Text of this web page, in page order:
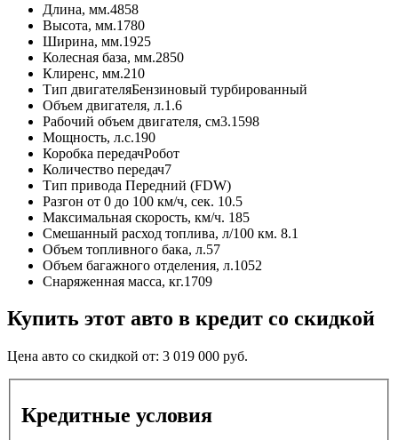
Длина, мм.4858
Высота, мм.1780
Ширина, мм.1925
Колесная база, мм.2850
Клиренс, мм.210
Тип двигателяБензиновый турбированный
Объем двигателя, л.1.6
Рабочий объем двигателя, см3.1598
Мощность, л.с.190
Коробка передачРобот
Количество передач7
Тип привода Передний (FDW)
Разгон от 0 до 100 км/ч, сек. 10.5
Максимальная скорость, км/ч. 185
Смешанный расход топлива, л/100 км. 8.1
Объем топливного бака, л.57
Объем багажного отделения, л.1052
Снаряженная масса, кг.1709
Купить этот авто в кредит со скидкой
Цена авто со скидкой от: 3 019 000 руб.
Кредитные условия